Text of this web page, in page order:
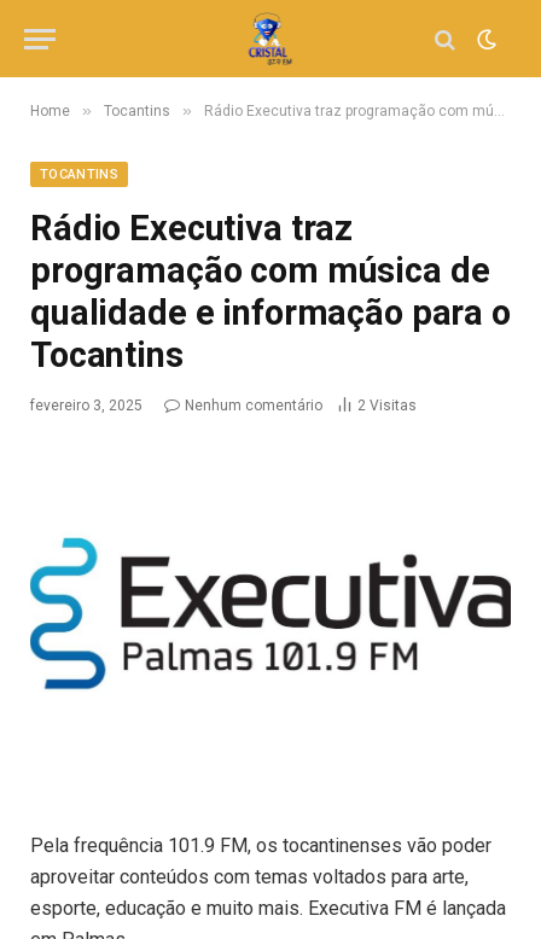
Home » Tocantins » Rádio Executiva traz programação com música de qualidade e informação para o Tocantins
TOCANTINS
Rádio Executiva traz
programação com música de
qualidade e informação para o
Tocantins
fevereiro 3, 2025 Nenhum comentário 2 Visitas
Pela frequência 101.9 FM, os tocantinenses vão poder
aproveitar conteúdos com temas voltados para arte,
esporte, educação e muito mais. Executiva FM é lançada